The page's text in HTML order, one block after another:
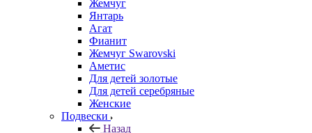
Жемчуг
Янтарь
Агат
Фианит
Жемчуг Swarovski
Аметис
Для детей золотые
Для детей серебряные
Женские
Подвески
Назад